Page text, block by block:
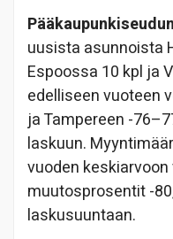
uusista asunnoista
Espoossa 10 kpl ja
edelliseen vuoteen
ja Tampereen -
laskuun.
vuoden
muutosprosentit -
laskusuuntaan.